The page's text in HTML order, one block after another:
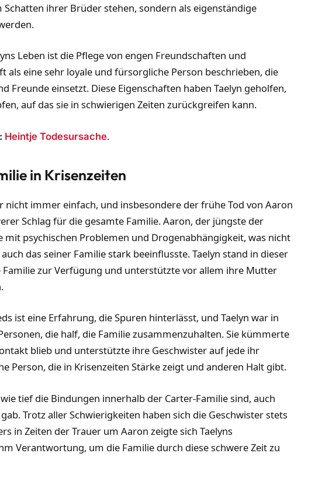
ihrer Brüder stehen, sondern als eigenständige
Leben ist die Pflege von engen Freundschaften und
als eine sehr loyale und fürsorgliche Person beschrieben, die
Freunde einsetzt. Diese Eigenschaften haben Taelyn geholfen,
auf das sie in schwierigen Zeiten zurückgreifen kann.
Heintje Todesursache.
in Krisenzeiten
nicht immer einfach, und insbesondere der frühe Tod von Aaron
Schlag für die gesamte Familie. Aaron, der jüngste der
mit psychischen Problemen und Drogenabhängigkeit, was nicht
das seiner Familie stark beeinflusste. Taelyn stand in dieser
zur Verfügung und unterstützte vor allem ihre Mutter
ist eine Erfahrung, die Spuren hinterlässt, und Taelyn war in
die half, die Familie zusammenzuhalten. Sie kümmerte
blieb und unterstützte ihre Geschwister auf jede ihr
Person, die in Krisenzeiten Stärke zeigt und anderen Halt gibt.
tief die Bindungen innerhalb der Carter-Familie sind, auch
Trotz aller Schwierigkeiten haben sich die Geschwister stets
in Zeiten der Trauer um Aaron zeigte sich Taelyns
Verantwortung, um die Familie durch diese schwere Zeit zu